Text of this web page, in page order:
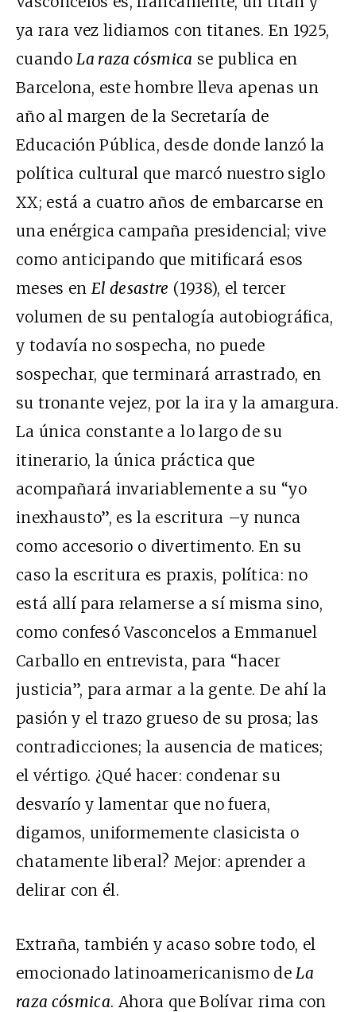
ya rara vez lidiamos con titanes. En 1925,
cuando La raza cósmica se publica en
Barcelona, este hombre lleva apenas un
año al margen de la Secretaría de
Educación Pública, desde donde lanzó la
política cultural que marcó nuestro siglo
XX; está a cuatro años de embarcarse en
una enérgica campaña presidencial; vive
como anticipando que mitificará esos
meses en El desastre (1938), el tercer
volumen de su pentalogía autobiográfica,
y todavía no sospecha, no puede
sospechar, que terminará arrastrado, en
su tronante vejez, por la ira y la amargura.
La única constante a lo largo de su
itinerario, la única práctica que
acompañará invariablemente a su “yo
inexhausto”, es la escritura –y nunca
como accesorio o divertimento. En su
caso la escritura es praxis, política: no
está allí para relamerse a sí misma sino,
como confesó Vasconcelos a Emmanuel
Carballo en entrevista, para “hacer
justicia”, para armar a la gente. De ahí la
pasión y el trazo grueso de su prosa; las
contradicciones; la ausencia de matices;
el vértigo. ¿Qué hacer: condenar su
desvarío y lamentar que no fuera,
digamos, uniformemente clasicista o
chatamente liberal? Mejor: aprender a
delirar con él.
Extraña, también y acaso sobre todo, el
emocionado latinoamericanismo de La
raza cósmica. Ahora que Bolívar rima con